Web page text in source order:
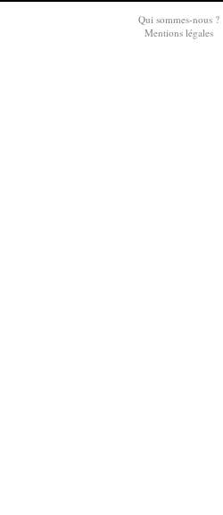
Qui sommes-nous ?
Mentions légales